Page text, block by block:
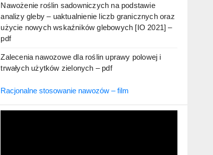
Nawożenie roślin sadowniczych na podstawie
analizy gleby – uaktualnienie liczb granicznych oraz
użycie nowych wskaźników glebowych [IO 2021] –
pdf
Zalecenia nawozowe dla roślin uprawy polowej i
trwałych użytków zielonych – pdf
Racjonalne stosowanie nawozów – film